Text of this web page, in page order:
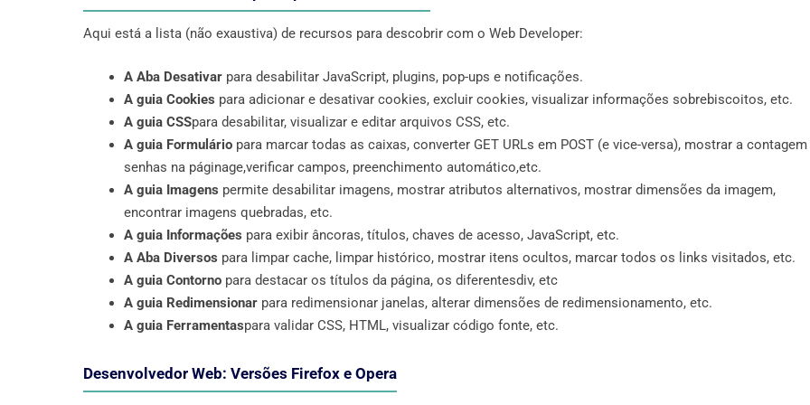
Aqui está a lista (não exaustiva) de recursos para descobrir com o Web Developer:
A Aba Desativar para desabilitar JavaScript, plugins, pop-ups e notificações.
A guia Cookies para adicionar e desativar cookies, excluir cookies, visualizar informações sobrebiscoitos, etc.
A guia CSSpara desabilitar, visualizar e editar arquivos CSS, etc.
A guia Formulário para marcar todas as caixas, converter GET URLs em POST (e vice-versa), mostrar a contagem
senhas na páginage,verificar campos, preenchimento automático,etc.
A guia Imagens permite desabilitar imagens, mostrar atributos alternativos, mostrar dimensões da imagem,
encontrar imagens quebradas, etc.
A guia Informações para exibir âncoras, títulos, chaves de acesso, JavaScript, etc.
A Aba Diversos para limpar cache, limpar histórico, mostrar itens ocultos, marcar todos os links visitados, etc.
A guia Contorno para destacar os títulos da página, os diferentesdiv, etc
A guia Redimensionar para redimensionar janelas, alterar dimensões de redimensionamento, etc.
A guia Ferramentaspara validar CSS, HTML, visualizar código fonte, etc.
Desenvolvedor Web: Versões Firefox e Opera